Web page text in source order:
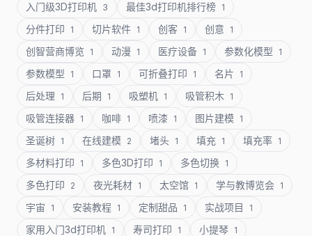
入门级3D打印机 3 最佳3d打印机排行榜 1
分件打印 1 切片软件 1 创客 1 创意 1
创智营商博览 1 动漫 1 医疗设备 1 参数化模型 1
参数模型 1 口罩 1 可折叠打印 1 名片 1
后处理 1 后期 1 吸塑机 1 吸管积木 1
吸管连接器 1 咖啡 1 喷漆 1 图片建模 1
圣诞树 1 在线建模 2 堵头 1 填充 1 填充率 1
多材料打印 1 多色3D打印 1 多色切换 1
多色打印 2 夜光耗材 1 太空馆 1 学与教博览会 1
宇宙 1 安装教程 1 定制甜品 1 实战项目 1
家用入门3d打印机 1 寿司打印 1 小提琴 1